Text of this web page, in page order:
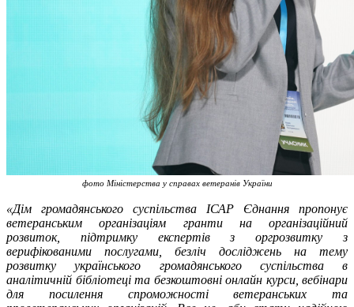
фото Міністерства у справах ветеранів України
«Дім громадянського суспільства ІСАР Єднання пропонує
ветеранським організаціям гранти на організаційний
розвиток, підтримку експертів з оргрозвитку з
верифікованими послугами, безліч досліджень на тему
розвитку українського громадянського суспільства в
аналітичній бібліотеці та безкоштовні онлайн курси, вебінари
для посилення спроможності ветеранських та